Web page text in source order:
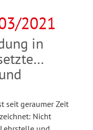
2021
in
seit geraumer Zeit
Nicht